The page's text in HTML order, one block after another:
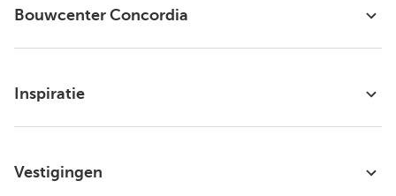
Bouwcenter Concordia
Inspiratie
Vestigingen